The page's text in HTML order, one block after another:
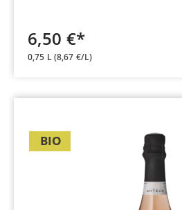
6,50 €*
0,75 L(8,67 €/L)
BIO